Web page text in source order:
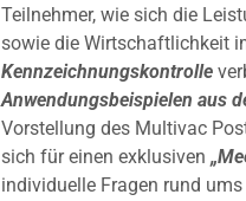
Teilnehmer, wie sich die
sowie die Wirtschaftlichkeit
Kennzeichnungskontrolle
Anwendungsbeispielen aus
Vorstellung des Multivac
sich für einen exklusiven
individuelle Fragen rund